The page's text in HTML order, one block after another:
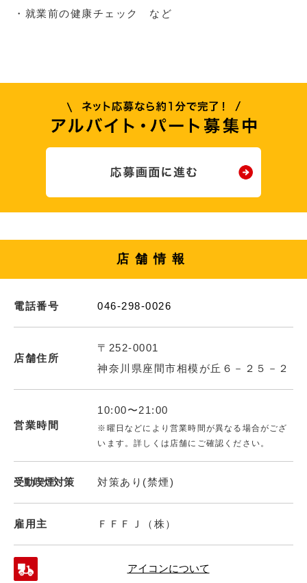
・就業前の健康チェック など
店舗情報
電話番号 046-298-0026
店舗住所
〒252-0001
神奈川県座間市相模が丘６－２５－２
営業時間
10:00〜21:00
※曜日などにより営業時間が異なる場合がござ
います。詳しくは店舗にご確認ください。
受動喫煙対策 対策あり(禁煙)
雇用主 ＦＦＦＪ（株）
アイコンについて